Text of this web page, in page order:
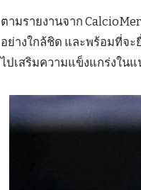
ตามรายงานจาก
อย่างใกล้ชิด และพร้อมที่จะ
ไปเสริมความแข็งแกร่งในแ